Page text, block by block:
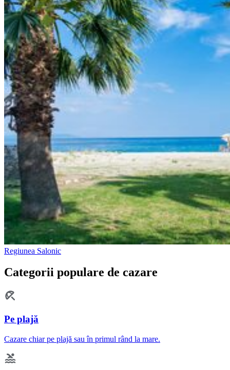
Regiunea Salonic
Categorii populare de cazare
Pe plajă
Cazare chiar pe plajă sau în primul rând la mare.